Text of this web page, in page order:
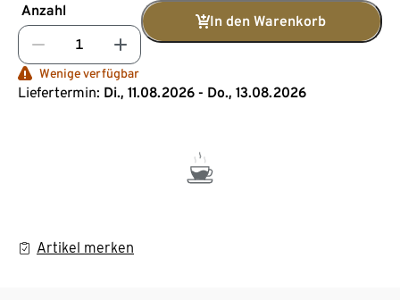
Anzahl
In den Warenkorb
Wenige verfügbar
Liefertermin: Di., 11.08.2026 - Do., 13.08.2026
Artikel merken